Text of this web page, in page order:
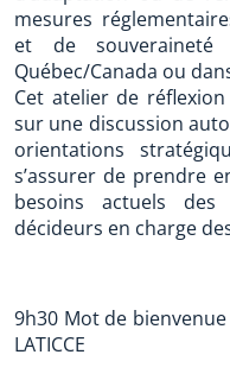
mesures
et de
Québec/Canada ou
Cet atelier de
sur une discussion
orientations
s’assurer de prendre
besoins actuels
décideurs en charge
9h30 Mot de
LATICCE